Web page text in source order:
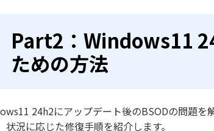
Part2：Windows11
ための方法
24h2にアップデート後のBSODの問題
状況に応じた修復手順を紹介します。